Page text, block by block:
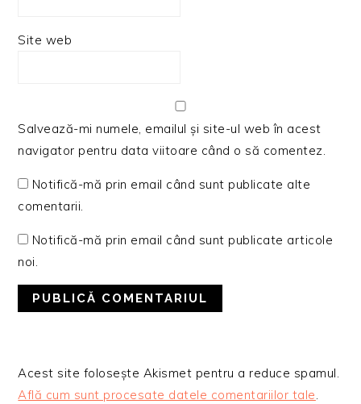
Site web
Salvează-mi numele, emailul și site-ul web în acest
navigator pentru data viitoare când o să comentez.
Notifică-mă prin email când sunt publicate alte
comentarii.
Notifică-mă prin email când sunt publicate articole
noi.
Acest site folosește Akismet pentru a reduce spamul.
Află cum sunt procesate datele comentariilor tale.